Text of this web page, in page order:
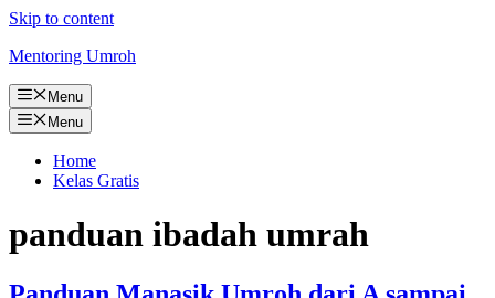
Skip to content
Mentoring Umroh
Menu
Menu
Home
Kelas Gratis
panduan ibadah umrah